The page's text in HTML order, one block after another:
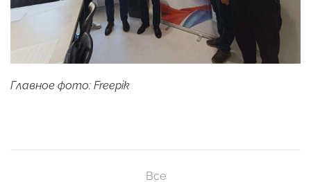
Главное фото: Freepik
Все